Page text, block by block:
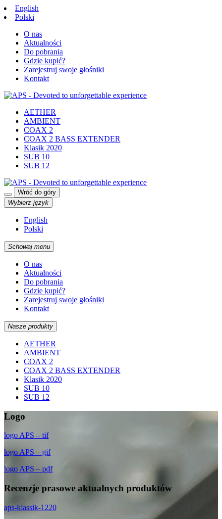
English
Polski
O nas
Aktualności
Do pobrania
Gdzie kupić?
Zarejestruj swoje głośniki
Kontakt
AETHER
AMBIENT
COAX 2
COAX 2 BASS EXTENDER
Klasik 2020
SUB 10
SUB 12
Wróć do góry
Wybierz język
English
Polski
Schowaj menu
O nas
Aktualności
Do pobrania
Gdzie kupić?
Zarejestruj swoje głośniki
Kontakt
Nasze produkty
AETHER
AMBIENT
COAX 2
COAX 2 BASS EXTENDER
Klasik 2020
SUB 10
SUB 12
Logo
logo APS – tif
logo APS – gif
logo APS – pdf
Recenzje prasowe aktualnych produktów
aps-klassik-1220